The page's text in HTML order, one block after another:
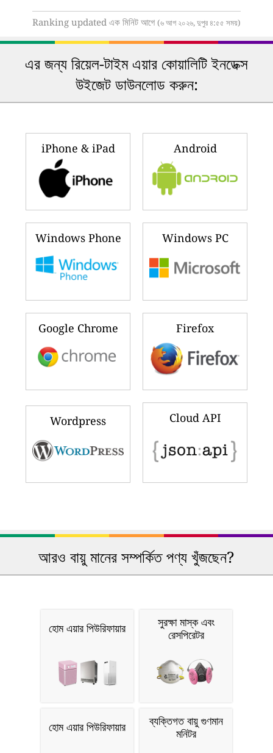
Ranking updated এক মিনিট আগে (৬ আগ ২০২৬, দুপুর ৪:৫৫ সময়)
এর জন্য রিয়েল-টাইম এয়ার কোয়ালিটি ইনডেক্স
উইজেট ডাউনলোড করুন:
iPhone & iPad Android
Windows Phone Windows PC
Google Chrome Firefox
Wordpress Cloud API
আরও বায়ু মানের সম্পর্কিত পণ্য খুঁজছেন?
হোম এয়ার পিউরিফায়ার
সুরক্ষা মাস্ক এবং
রেসপিরেটর
হোম এয়ার পিউরিফায়ার
ব্যক্তিগত বায়ু গুণমান
মনিটর